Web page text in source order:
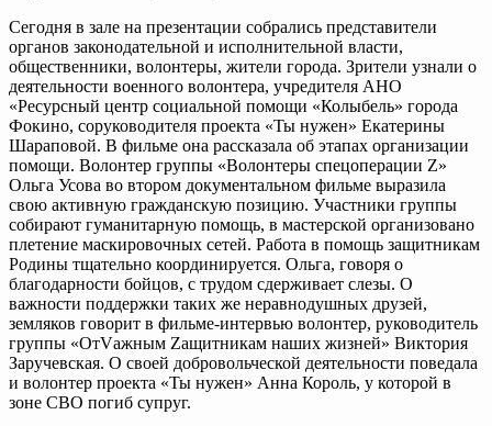
Сегодня в зале на презентации собрались представители
органов законодательной и исполнительной власти,
общественники, волонтеры, жители города. Зрители узнали о
деятельности военного волонтера, учредителя АНО
«Ресурсный центр социальной помощи «Колыбель» города
Фокино, соруководителя проекта «Ты нужен» Екатерины
Шараповой. В фильме она рассказала об этапах организации
помощи. Волонтер группы «Волонтеры спецоперации Z»
Ольга Усова во втором документальном фильме выразила
свою активную гражданскую позицию. Участники группы
собирают гуманитарную помощь, в мастерской организовано
плетение маскировочных сетей. Работа в помощь защитникам
Родины тщательно координируется. Ольга, говоря о
благодарности бойцов, с трудом сдерживает слезы. О
важности поддержки таких же неравнодушных друзей,
земляков говорит в фильме-интервью волонтер, руководитель
группы «ОтVажным Zащитникам наших жизней» Виктория
Заручевская. О своей добровольческой деятельности поведала
и волонтер проекта «Ты нужен» Анна Король, у которой в
зоне СВО погиб супруг.